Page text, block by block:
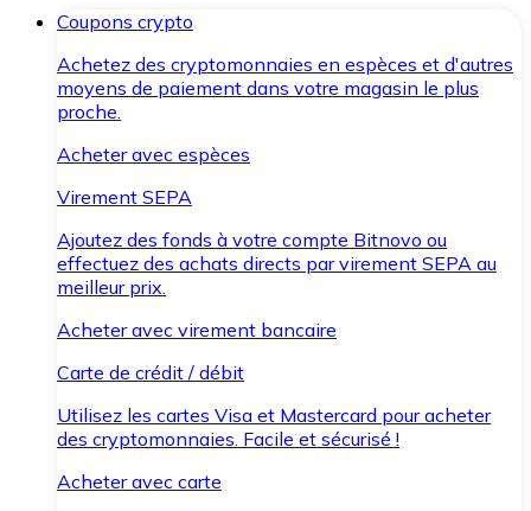
Coupons crypto
Achetez des cryptomonnaies en espèces et d'autres
moyens de paiement dans votre magasin le plus
proche.
Acheter avec espèces
Virement SEPA
Ajoutez des fonds à votre compte Bitnovo ou
effectuez des achats directs par virement SEPA au
meilleur prix.
Acheter avec virement bancaire
Carte de crédit / débit
Utilisez les cartes Visa et Mastercard pour acheter
des cryptomonnaies. Facile et sécurisé !
Acheter avec carte